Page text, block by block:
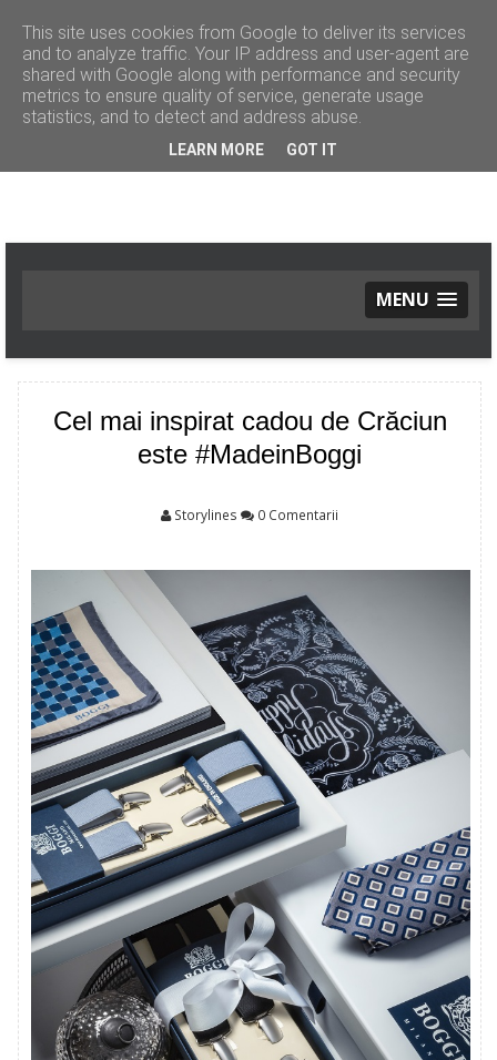
MENU
Noutăți
Tendinţe
Street Style
Relaxare
Călătorii
Home Deco
Culinar
Diverse
DIVERTISMENT
Evenimente
Cinema
TV
Cultural
RELAŢII ŞI SĂNĂTATE
Relaţii
Sănătate
PAUZA DE 5 MINUTE
Bancuri
Replici şi citate
CONTACT
Cel mai inspirat cadou de Crăciun
este #MadeinBoggi
Storylines 0 Comentarii
This site uses cookies from Google to deliver its services
and to analyze traffic. Your IP address and user-agent are
shared with Google along with performance and security
metrics to ensure quality of service, generate usage
statistics, and to detect and address abuse.
LEARN MORE GOT IT